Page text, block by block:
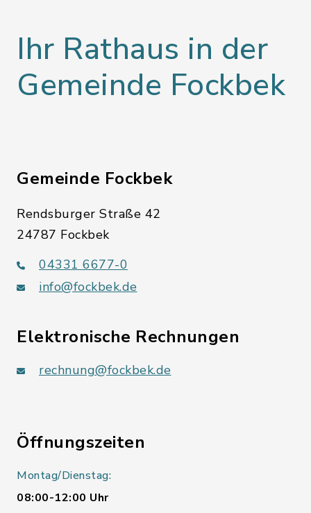
Ihr Rathaus in der
Gemeinde Fockbek
Gemeinde Fockbek
Rendsburger Straße 42
24787 Fockbek
04331 6677-0
info@fockbek.de
Elektronische Rechnungen
rechnung@fockbek.de
Öffnungszeiten
Montag/Dienstag:
08:00-12:00 Uhr